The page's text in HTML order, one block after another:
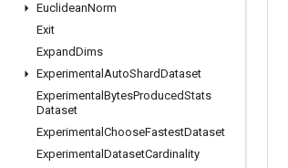
EuclideanNorm
Exit
ExpandDims
Experimental AutoShardDataset
Experimental BytesProducedStats
Dataset
Experimental ChooseFastestDataset
Experimental DatasetCardinality